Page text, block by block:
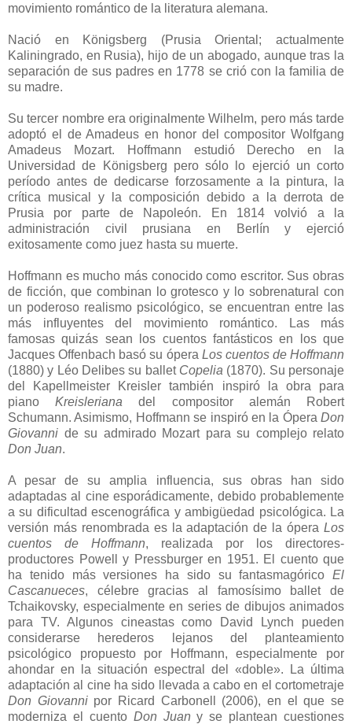
movimiento romántico de la literatura alemana.
Nació en Königsberg (Prusia Oriental; actualmente
Kaliningrado, en Rusia), hijo de un abogado, aunque tras la
separación de sus padres en 1778 se crió con la familia de
su madre.
Su tercer nombre era originalmente Wilhelm, pero más tarde
adoptó el de Amadeus en honor del compositor Wolfgang
Amadeus Mozart. Hoffmann estudió Derecho en la
Universidad de Königsberg pero sólo lo ejerció un corto
período antes de dedicarse forzosamente a la pintura, la
crítica musical y la composición debido a la derrota de
Prusia por parte de Napoleón. En 1814 volvió a la
administración civil prusiana en Berlín y ejerció
exitosamente como juez hasta su muerte.
Hoffmann es mucho más conocido como escritor. Sus obras
de ficción, que combinan lo grotesco y lo sobrenatural con
un poderoso realismo psicológico, se encuentran entre las
más influyentes del movimiento romántico. Las más
famosas quizás sean los cuentos fantásticos en los que
Jacques Offenbach basó su ópera Los cuentos de Hoffmann
(1880) y Léo Delibes su ballet Copelia (1870). Su personaje
del Kapellmeister Kreisler también inspiró la obra para
pianoKreisleriana del compositor alemán Robert
Schumann. Asimismo, Hoffmann se inspiró en la Ópera Don
Giovanni de su admirado Mozart para su complejo relato
Don Juan.
A pesar de su amplia influencia, sus obras han sido
adaptadas al cine esporádicamente, debido probablemente
a su dificultad escenográfica y ambigüedad psicológica. La
versión más renombrada es la adaptación de la ópera Los
cuentos de Hoffmann, realizada por los directores-
productores Powell y Pressburger en 1951. El cuento que
ha tenido más versiones ha sido su fantasmagórico El
Cascanueces, célebre gracias al famosísimo ballet de
Tchaikovsky, especialmente en series de dibujos animados
para TV. Algunos cineastas como David Lynch pueden
considerarse herederos lejanos del planteamiento
psicológico propuesto por Hoffmann, especialmente por
ahondar en la situación espectral del «doble». La última
adaptación al cine ha sido llevada a cabo en el cortometraje
Don Giovannipor Ricard Carbonell (2006), en el que se
moderniza el cuento Don Juan y se plantean cuestiones